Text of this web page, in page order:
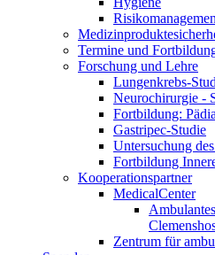
Termine und
Forschung und Lehre
Lungenkrebs-
Neurochirurgie -
Fortbildung:
Gastripec-Studie
Untersuchung
Fortbildung
Kooperationspartner
MedicalCenter
Zentrum für